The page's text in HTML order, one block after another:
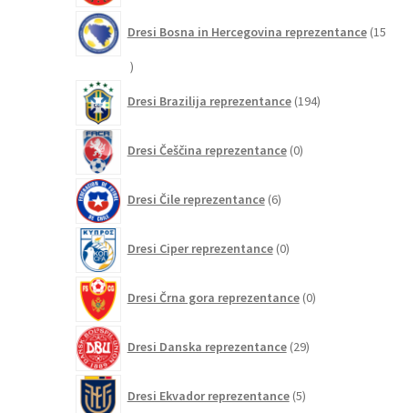
Dresi Bosna in Hercegovina reprezentance 15
15
Dresi Brazilija reprezentance 194izdelkov
Dresi Češčina reprezentance 0izdelkov
Dresi Čile reprezentance 6izdelkov
Dresi Ciper reprezentance 0izdelkov
Dresi Črna gora reprezentance 0izdelkov
Dresi Danska reprezentance 29izdelkov
Dresi Ekvador reprezentance 5izdelkov